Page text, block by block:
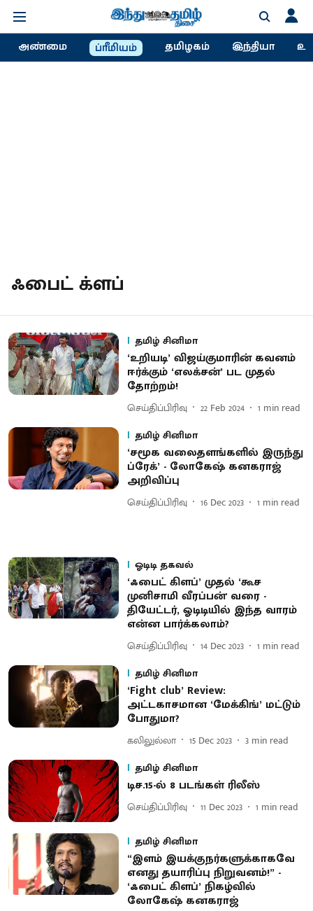
அண்மை ப்ரீமியம் தமிழகம் இந்தியா
ஃபைட் க்ளப்
தமிழ் சினிமா
‘உறியடி’ விஜய்குமாரின் கவனம்
ஈர்க்கும் ‘எலக்சன்’ பட முதல்
தோற்றம்!
செய்திப்பிரிவு 22 Feb 2024 1 min read
தமிழ் சினிமா
‘சமூக வலைதளங்களில் இருந்து
ப்ரேக்’ - லோகேஷ் கனகராஜ்
அறிவிப்பு
செய்திப்பிரிவு 16 Dec 2023 1 min read
ஓடிடி தகவல்
‘ஃபைட் கிளப்’ முதல் ‘கூச
முனிசாமி வீரப்பன்' வரை -
தியேட்டர், ஓடிடியில் இந்த வாரம்
என்ன பார்க்கலாம்?
செய்திப்பிரிவு 14 Dec 2023 1 min read
தமிழ் சினிமா
‘Fight club’ Review:
அட்டகாசமான ‘மேக்கிங்’ மட்டும்
போதுமா?
கலிலுல்லா 15 Dec 2023 3 min read
தமிழ் சினிமா
டிச.15-ல் 8 படங்கள் ரிலீஸ்
செய்திப்பிரிவு 11 Dec 2023 1 min read
தமிழ் சினிமா
“இளம் இயக்குநர்களுக்காகவே
எனது தயாரிப்பு நிறுவனம்!” -
‘ஃபைட் கிளப்’ நிகழ்வில்
லோகேஷ் கனகராஜ்